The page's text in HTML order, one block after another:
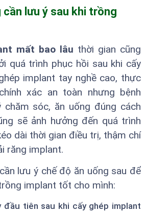
cần lưu ý sau khi trồng
mất bao lâu thời gian cũng
quá trình phục hồi sau khi cấy
implant tay nghề cao, thực
xác an toàn nhưng bệnh
chăm sóc, ăn uống đúng cách
sẽ ảnh hưởng đến quá trình
dài thời gian điều trị, thậm chí
răng implant.
lưu ý chế độ ăn uống sau để
implant tốt cho mình:
đầu tiên sau khi cấy ghép implant